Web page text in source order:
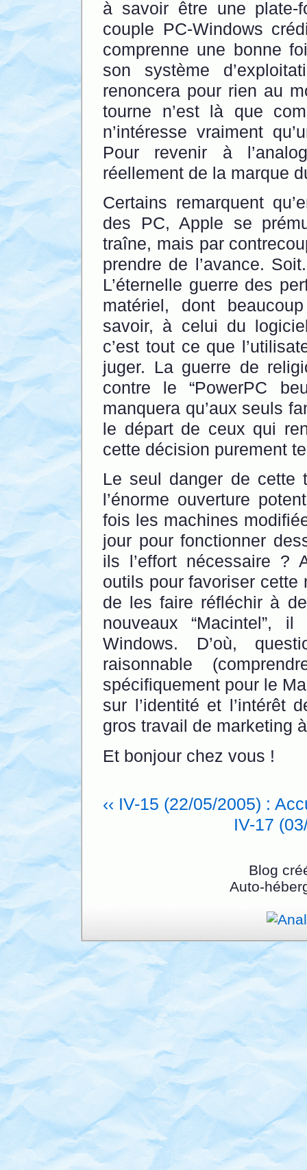
à savoir être une plate-
couple PC-Windows
comprenne une bonne
son système
renoncera pour rien au
tourne n’est là que
n’intéresse vraiment
Pour revenir à
réellement de la marque
Certains remarquent
des PC, Apple se
traîne, mais par
prendre de l’avance.
L’éternelle guerre des
matériel, dont
savoir, à celui du
c’est tout ce que
juger. La guerre de
contre le “PowerPC
manquera qu’aux seuls
le départ de ceux qui
cette décision purement
Le seul danger de cette
l’énorme ouverture
fois les machines
jour pour fonctionner
ils l’effort nécessaire ?
outils pour favoriser cette
de les faire réfléchir à
nouveaux “Macintel”,
Windows. D’où,
raisonnable
spécifiquement pour le
sur l’identité et l’intérêt
gros travail de marketing
Et bonjour chez vous !
‹‹ IV-15 (22/05/2005) :
IV-17
Blog
Auto-